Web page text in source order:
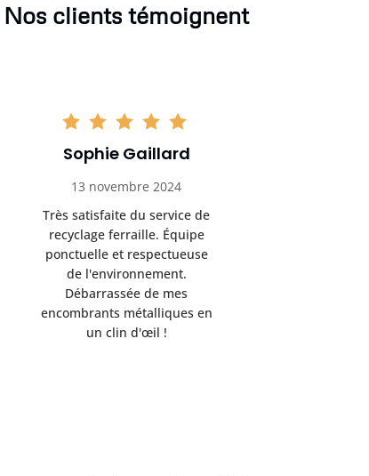
Nos clients témoignent
Sophie Gaillard
13 novembre 2024
Très satisfaite du service de
recyclage ferraille. Équipe
ponctuelle et respectueuse
de l'environnement.
Débarrassée de mes
encombrants métalliques en
un clin d'œil !